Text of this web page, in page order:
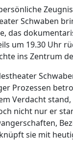
Schwaben
das
um 19.30 Uhr
ins Zentrum
Prozessen
Verdacht
nicht nur er
sie mit